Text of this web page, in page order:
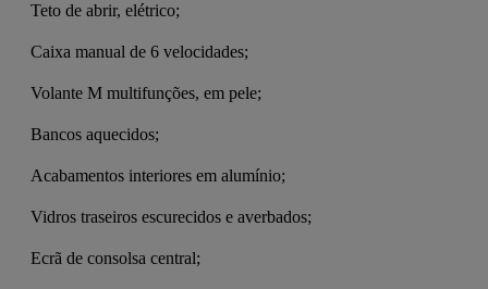
Teto de abrir, elétrico;
Caixa manual de 6 velocidades;
Volante M multifunções, em pele;
Bancos aquecidos;
Acabamentos interiores em alumínio;
Vidros traseiros escurecidos e averbados;
Ecrã de consolsa central;